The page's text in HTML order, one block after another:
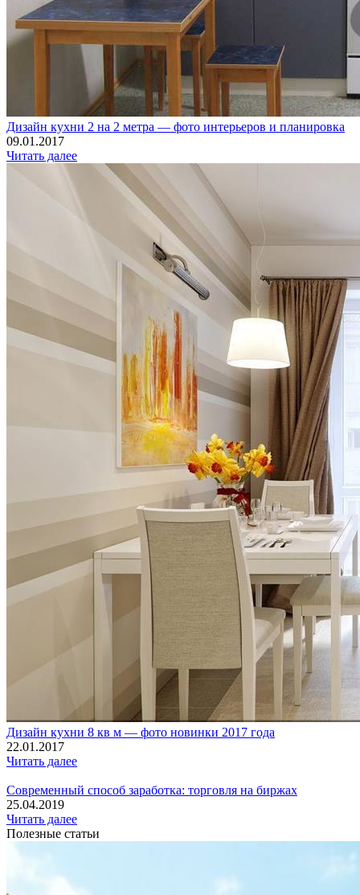
Дизайн кухни 2 на 2 метра — фото интерьеров и планировка
09.01.2017
Читать далее
Дизайн кухни 8 кв м — фото новинки 2017 года
22.01.2017
Читать далее
Современный способ заработка: торговля на биржах
25.04.2019
Читать далее
Полезные статьи